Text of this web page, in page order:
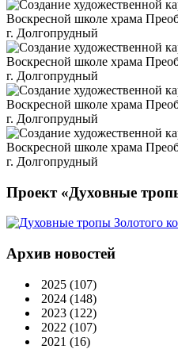
Проект «Духовные
Архив новостей
2025 (107)
2024 (148)
2023 (122)
2022 (107)
2021 (16)